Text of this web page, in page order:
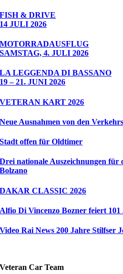
FISH & DRIVE
14 JULI 2026
MOTORRADAUSFLUG
SAMSTAG, 4. JULI 2026
LA LEGGENDA DI BASSANO
19 – 21. JUNI 2026
VETERAN KART 2026
Neue Ausnahmen von den
Stadt offen für Oldtimer
Drei nationale Auszeichnungen für
Bolzano
DAKAR CLASSIC 2026
Alfio Di Vincenzo Bozner feiert 101
Video Rai News 200 Jahre Stilfser
Veteran Car Team